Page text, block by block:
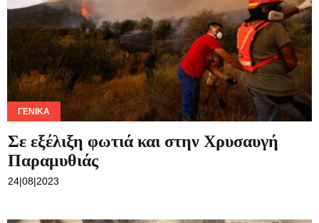
ΓΕΝΙΚΆ
Σε εξέλιξη φωτιά και στην Χρυσαυγή
Παραμυθιάς
24|08|2023